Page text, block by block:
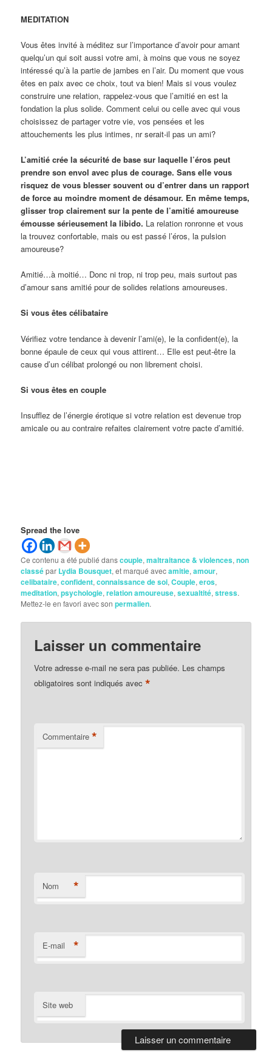
MEDITATION
Vous êtes invité à méditez sur l’importance d’avoir pour amant
quelqu’un qui soit aussi votre ami, à moins que vous ne soyez
intéressé qu’à la partie de jambes en l’air. Du moment que vous
êtes en paix avec ce choix, tout va bien! Mais si vous voulez
construire une relation, rappelez-vous que l’amitié en est la
fondation la plus solide. Comment celui ou celle avec qui vous
choisissez de partager votre vie, vos pensées et les
attouchements les plus intimes, nr serait-il pas un ami?
L’amitié crée la sécurité de base sur laquelle l’éros peut
prendre son envol avec plus de courage. Sans elle vous
risquez de vous blesser souvent ou d’entrer dans un rapport
de force au moindre moment de désamour. En même temps,
glisser trop clairement sur la pente de l’amitié amoureuse
émousse sérieusement la libido. La relation ronronne et vous
la trouvez confortable, mais ou est passé l’éros, la pulsion
amoureuse?
Amitié…à moitié… Donc ni trop, ni trop peu, mais surtout pas
d’amour sans amitié pour de solides relations amoureuses.
Si vous êtes célibataire
Vérifiez votre tendance à devenir l’ami(e), le la confident(e), la
bonne épaule de ceux qui vous attirent… Elle est peut-être la
cause d’un célibat prolongé ou non librement choisi.
Si vous êtes en couple
Insufflez de l’énergie érotique si votre relation est devenue trop
amicale ou au contraire refaites clairement votre pacte d’amitié.
Spread the love
Ce contenu a été publié danscouple,maltraitance & violences,non
classépar Lydia Bousquet, et marqué avecamitie,amour,
celibataire,confident,connaissance de soi,Couple,eros,
meditation,psychologie,relation amoureuse,sexualtité,stress.
Mettez-le en favori avec sonpermalien.
Laisser un commentaire
Votre adresse e-mail ne sera pas publiée. Les champs
obligatoires sont indiqués avec*
Commentaire *
Nom *
E-mail *
Site web